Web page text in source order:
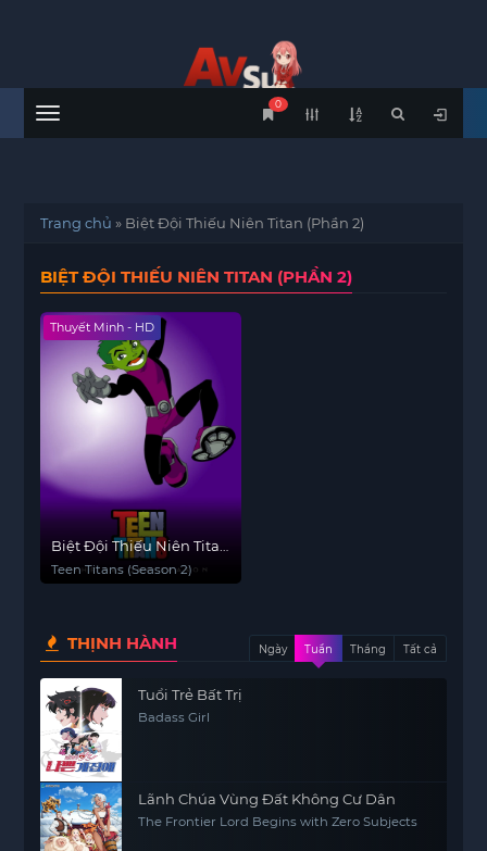
Menu
0
Trang chủ » Biệt Đội Thiếu Niên Titan (Phần 2)
BIỆT ĐỘI THIẾU NIÊN TITAN (PHẦN 2)
Thuyết Minh - HD
Biệt Đội Thiếu Niên Titan
(Phần 2)
Teen Titans (Season 2)
THỊNH HÀNH Ngày Tuần Tháng Tất cả
Tuổi Trẻ Bất Trị
Badass Girl
Lãnh Chúa Vùng Đất Không Cư Dân
The Frontier Lord Begins with Zero Subjects